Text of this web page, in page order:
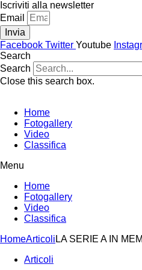
Vai
al
contenuto
Iscriviti alla newsletter
Email
Invia
Facebook Twitter Youtube
Search
Search
Close this search box.
Home
Fotogallery
Video
Classifica
Menu
Home
Fotogallery
Video
Classifica
HomeArticoli LA SERIE A IN
Articoli